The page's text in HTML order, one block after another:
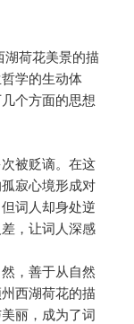
湖荷花美景的描
学的生动体
个方面的思想
被贬谪。在这
寂心境形成对
词人却身处逆
，让词人深感
，善于从自然
西湖荷花的描
丽，成为了词